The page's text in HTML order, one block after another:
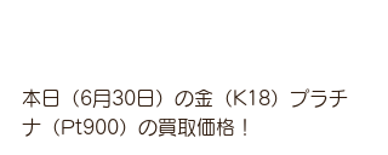
本日（6月30日）の金（K18）プラチ
ナ（Pt900）の買取価格！